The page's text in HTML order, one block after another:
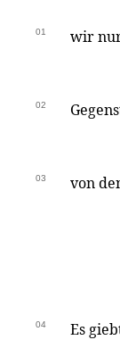
01 wir
02
03 von
04 Es